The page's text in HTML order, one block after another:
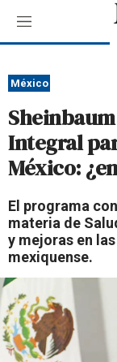
M
e
ú
México
Integral
México:
El programa
materia de
y mejoras en
mexiquense.